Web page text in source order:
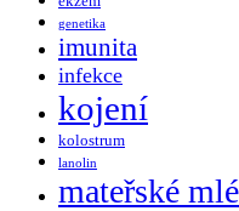
genetika
imunita
infekce
kojení
kolostrum
lanolin
mateřské